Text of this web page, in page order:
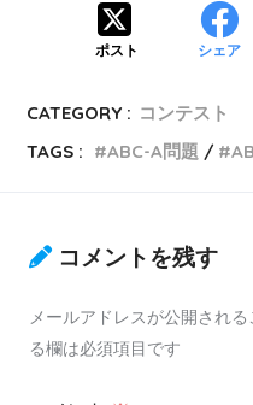
ポスト シェア
CATEGORY : コンテスト
TAGS :
ABC-A問題
コメントを残す
メールアドレスが公開される
る欄は必須項目です